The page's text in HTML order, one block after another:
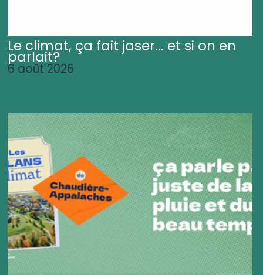
Le climat, ça fait jaser... et si on en
parlait?
6 août 2026